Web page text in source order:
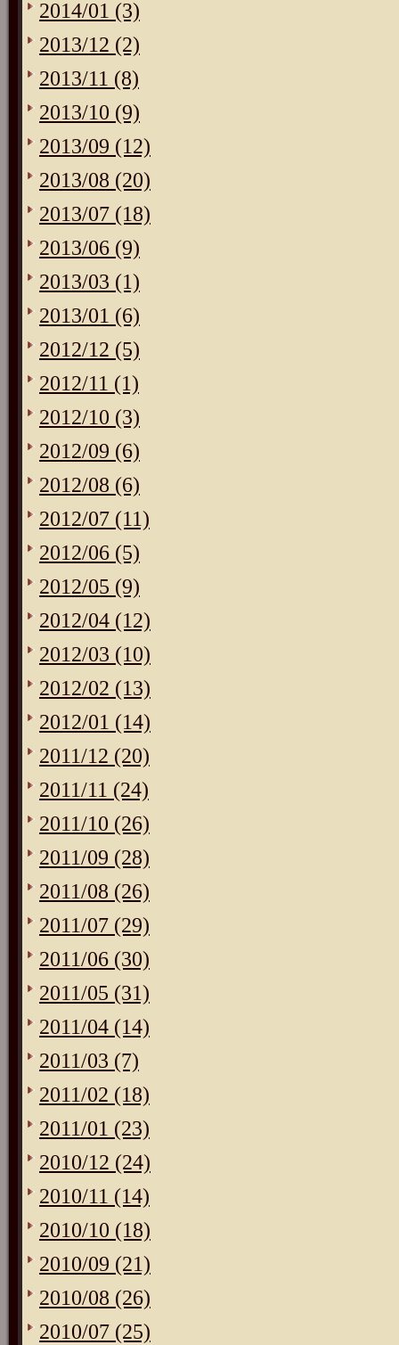
2014/01 (3)
2013/12 (2)
2013/11 (8)
2013/10 (9)
2013/09 (12)
2013/08 (20)
2013/07 (18)
2013/06 (9)
2013/03 (1)
2013/01 (6)
2012/12 (5)
2012/11 (1)
2012/10 (3)
2012/09 (6)
2012/08 (6)
2012/07 (11)
2012/06 (5)
2012/05 (9)
2012/04 (12)
2012/03 (10)
2012/02 (13)
2012/01 (14)
2011/12 (20)
2011/11 (24)
2011/10 (26)
2011/09 (28)
2011/08 (26)
2011/07 (29)
2011/06 (30)
2011/05 (31)
2011/04 (14)
2011/03 (7)
2011/02 (18)
2011/01 (23)
2010/12 (24)
2010/11 (14)
2010/10 (18)
2010/09 (21)
2010/08 (26)
2010/07 (25)